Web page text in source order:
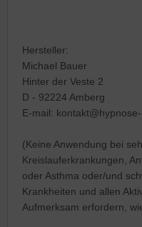
Hersteller:
Michael Bauer
Hinter der Veste 2
D - 92224 Amberg
E-mail:
(Keine Anwendung bei
Kreislauferkrankungen,
oder Asthma oder/und
Krankheiten und allen
Aufmerksam erfordern,